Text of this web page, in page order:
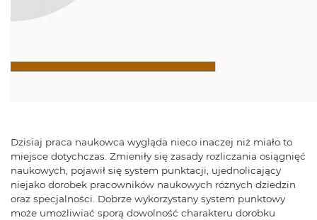
Dzisiaj praca naukowca wygląda nieco inaczej niż miało to
miejsce dotychczas. Zmieniły się zasady rozliczania osiągnięć
naukowych, pojawił się system punktacji, ujednolicający
niejako dorobek pracowników naukowych różnych dziedzin
oraz specjalności. Dobrze wykorzystany system punktowy
może umożliwiać sporą dowolność charakteru dorobku